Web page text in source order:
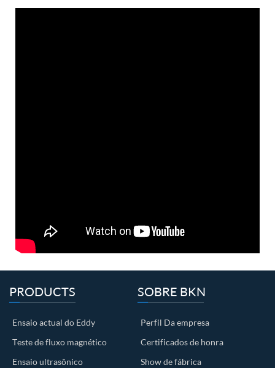
PRODUCTS
Ensaio actual do Eddy
Teste de fluxo magnético
Ensaio ultrasônico
SOBRE BKN
Perfil Da empresa
Certificados de honra
Show de fábrica